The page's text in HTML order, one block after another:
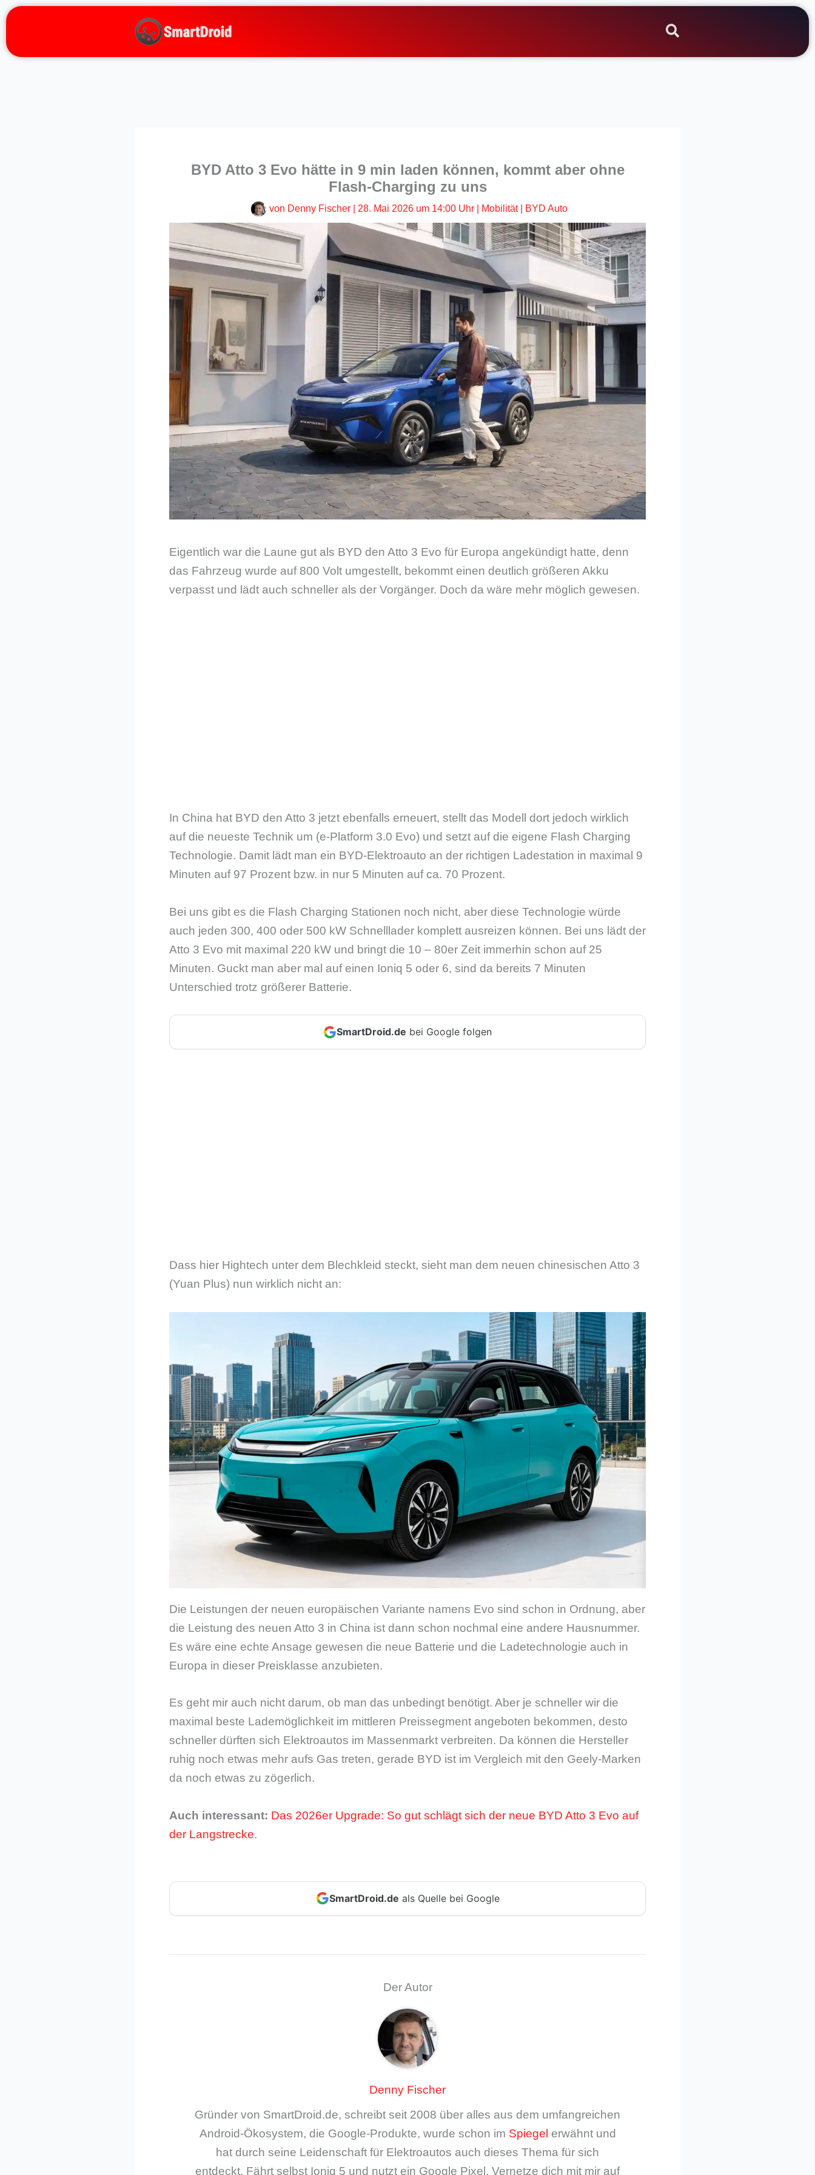
Zum
springen
BYD Atto 3 Evo hätte in 9 min laden können, kommt aber ohne
Flash-Charging zu uns
von Denny Fischer 28. Mai 2026 um 14:00 Uhr| Mobilität| BYD Auto
Eigentlich war die Laune gut als BYD den Atto 3 Evo für Europa angekündigt hatte, denn
das Fahrzeug wurde auf 800 Volt umgestellt, bekommt einen deutlich größeren Akku
verpasst und lädt auch schneller als der Vorgänger. Doch da wäre mehr möglich gewesen.
In China hat BYD den Atto 3 jetzt ebenfalls erneuert, stellt das Modell dort jedoch wirklich
auf die neueste Technik um (e-Platform 3.0 Evo) und setzt auf die eigene Flash Charging
Technologie. Damit lädt man ein BYD-Elektroauto an der richtigen Ladestation in maximal 9
Minuten auf 97 Prozent bzw. in nur 5 Minuten auf ca. 70 Prozent.
Bei uns gibt es die Flash Charging Stationen noch nicht, aber diese Technologie würde
auch jeden 300, 400 oder 500 kW Schnelllader komplett ausreizen können. Bei uns lädt der
Atto 3 Evo mit maximal 220 kW und bringt die 10 – 80er Zeit immerhin schon auf 25
Minuten. Guckt man aber mal auf einen Ioniq 5 oder 6, sind da bereits 7 Minuten
Unterschied trotz größerer Batterie.
SmartDroid.de bei Google folgen
Dass hier Hightech unter dem Blechkleid steckt, sieht man dem neuen chinesischen Atto 3
(Yuan Plus) nun wirklich nicht an:
Die Leistungen der neuen europäischen Variante namens Evo sind schon in Ordnung, aber
die Leistung des neuen Atto 3 in China ist dann schon nochmal eine andere Hausnummer.
Es wäre eine echte Ansage gewesen die neue Batterie und die Ladetechnologie auch in
Europa in dieser Preisklasse anzubieten.
Es geht mir auch nicht darum, ob man das unbedingt benötigt. Aber je schneller wir die
maximal beste Lademöglichkeit im mittleren Preissegment angeboten bekommen, desto
schneller dürften sich Elektroautos im Massenmarkt verbreiten. Da können die Hersteller
ruhig noch etwas mehr aufs Gas treten, gerade BYD ist im Vergleich mit den Geely-Marken
da noch etwas zu zögerlich.
Auch interessant: Das 2026er Upgrade: So gut schlägt sich der neue BYD Atto 3 Evo auf
der Langstrecke.
SmartDroid.de als Quelle bei Google
Der Autor
Denny Fischer
Gründer von SmartDroid.de, schreibt seit 2008 über alles aus dem umfangreichen
Android-Ökosystem, die Google-Produkte, wurde schon im Spiegel erwähnt und
hat durch seine Leidenschaft für Elektroautos auch dieses Thema für sich
entdeckt. Fährt selbst Ioniq 5 und nutzt ein Google Pixel. Vernetze dich mit mir auf